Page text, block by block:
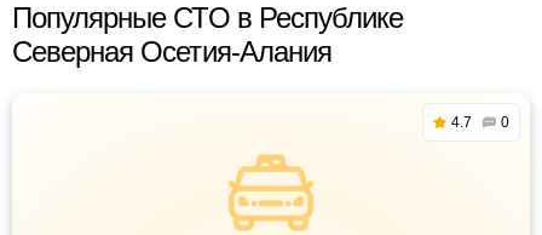
Популярные СТО в Республике
Северная Осетия-Алания
4.7 0